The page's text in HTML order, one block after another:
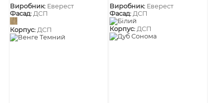
Виробник: Еверест
Фасад:ДСП
Корпус:ДСП
Виробник: Еверест
Фасад: ДСП
Корпус: ДСП